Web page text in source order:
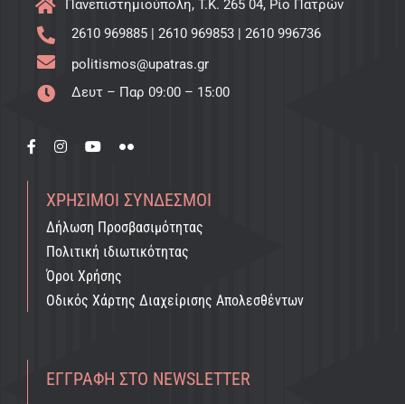
Πανεπιστημιούπολη, T.K. 265 04, Ρίο Πατρών
2610 969885| 2610 969853| 2610 996736
politismos@upatras.gr
Δευτ – Παρ 09:00 – 15:00
ΧΡΉΣΙΜΟΙ ΣΎΝΔΕΣΜΟΙ
Δήλωση Προσβασιμότητας
Πολιτική ιδιωτικότητας
Όροι Χρήσης
Οδικός Χάρτης Διαχείρισης Απολεσθέντων
ΕΓΓΡΑΦΉ ΣΤΟ NEWSLETTER